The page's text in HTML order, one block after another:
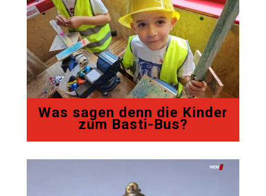
Was sagen denn die Kinder
zum Basti-Bus?